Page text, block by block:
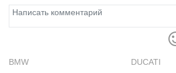
BMW
DUCATI